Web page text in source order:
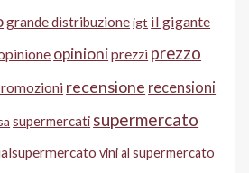
grande distribuzioneigt il gigante
opinioniprezzi prezzo
recensione recensioni
supermercati supermercato
vini al supermercato